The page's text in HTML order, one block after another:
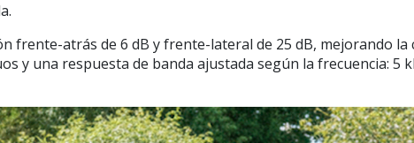
frente-atrás de 6 dB y frente-lateral de 25 dB, mejorando la
y una respuesta de banda ajustada según la frecuencia: 5